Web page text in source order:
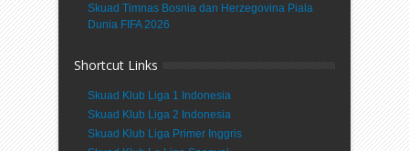
Skuad Timnas Bosnia dan Herzegovina Piala
Dunia FIFA 2026
Shortcut Links
Skuad Klub Liga 1 Indonesia
Skuad Klub Liga 2 Indonesia
Skuad Klub Liga Primer Inggris